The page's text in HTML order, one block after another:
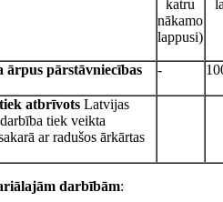
katru
nākamo
lappusi)
ārpus pārstāvniecības
-
atbrīvots Latvijas
tiek veikta
ar radušos ārkārtas
darbībām: